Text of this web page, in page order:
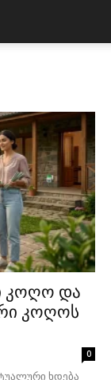
კოღო და
კოღოს
0
ხდება